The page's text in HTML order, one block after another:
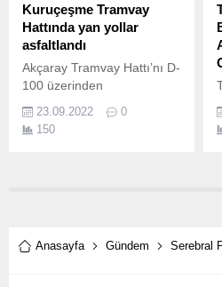
Kuruçeşme Tramvay
Hattında yan yollar
asfaltlandı
Akçaray Tramvay Hattı’nı D-
100 üzerinden
yeni tramvay hattında
çalışmalar aralıksız devam
Kocaeli Büyükşehir
23.09.2022
0
150
Anasayfa Gündem Serebral